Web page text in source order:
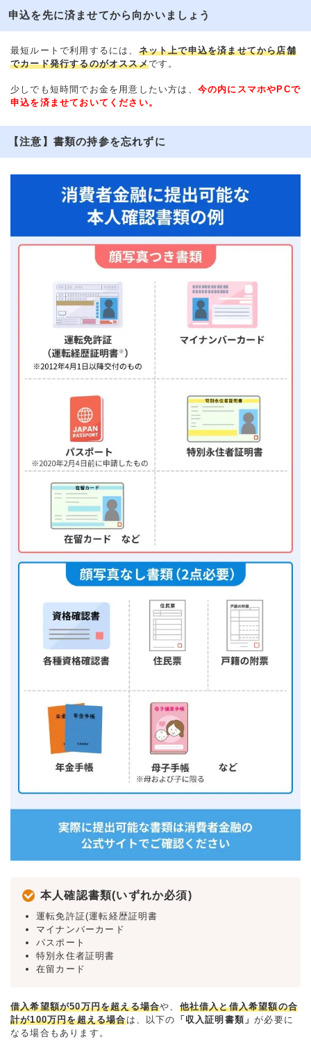
申込を先に済ませてから向かいましょう
最短ルートで利用するには、 ネット上で申込を済ませてから店舗
でカード発行するのがオススメです。
少しでも短時間でお金を用意したい方は、 今の内にスマホやPCで
申込を済ませておいてください。
【注意】書類の持参を忘れずに
本人確認書類(いずれか必須)
運転免許証(運転経歴証明書
マイナンバーカード
パスポート
特別永住者証明書
在留カード
借入希望額が50万円を超える場合や、 他社借入と借入希望額の合
計が100万円を超える場合は、以下の 「収入証明書類」が必要に
なる場合もあります。